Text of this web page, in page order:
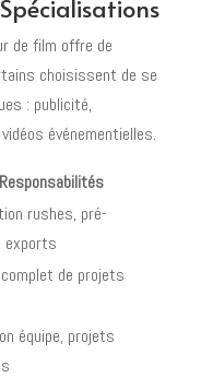
de film offre de
choisissent de se
: publicité,
événementielles.
Responsabilités
rushes, pré-
exports
de projets
équipe, projets